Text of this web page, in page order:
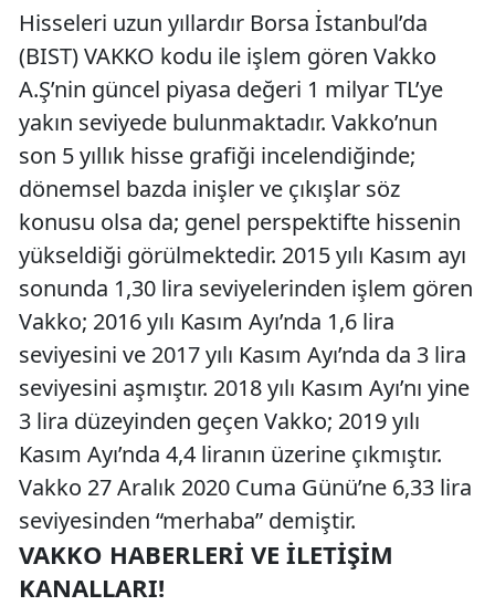
Hisseleri uzun yıllardır Borsa İstanbul’da
(BIST) VAKKO kodu ile işlem gören Vakko
A.Ş’nin güncel piyasa değeri 1 milyar TL’ye
yakın seviyede bulunmaktadır. Vakko’nun
son 5 yıllık hisse grafiği incelendiğinde;
dönemsel bazda inişler ve çıkışlar söz
konusu olsa da; genel perspektifte hissenin
yükseldiği görülmektedir. 2015 yılı Kasım ayı
sonunda 1,30 lira seviyelerinden işlem gören
Vakko; 2016 yılı Kasım Ayı’nda 1,6 lira
seviyesini ve 2017 yılı Kasım Ayı’nda da 3 lira
seviyesini aşmıştır. 2018 yılı Kasım Ayı’nı yine
3 lira düzeyinden geçen Vakko; 2019 yılı
Kasım Ayı’nda 4,4 liranın üzerine çıkmıştır.
Vakko 27 Aralık 2020 Cuma Günü’ne 6,33 lira
seviyesinden “merhaba” demiştir.
VAKKO HABERLERI VE İLETIŞIM
KANALLARI!